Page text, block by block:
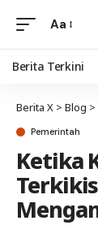
Aa
Berita Terkini
Berita X > Blog >
Pemerintah
Ketika